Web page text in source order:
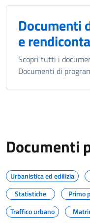
Documenti
e
Scopri tutti i
Documenti di
Documenti
Urbanistica ed edilizia
Statistiche
Primo
Traffico urbano